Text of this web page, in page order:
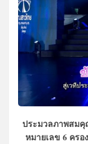
ประมวลภาพสมคุ
หมายเลข 6 คร